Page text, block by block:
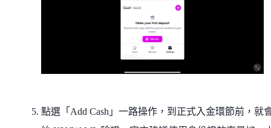
點選「Add Cash」一路操作，到正式入金環節前，就